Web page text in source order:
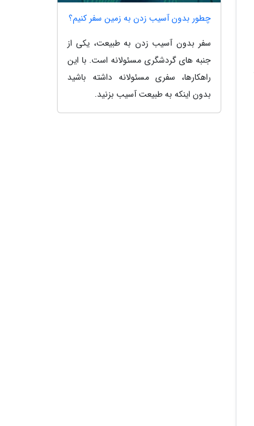
چطور بدون آسیب زدن به زمین سفر کنیم؟
سفر بدون آسیب زدن به طبیعت، یکی از
جنبه های گردشگری مسئولانه است. با این
راهکارها، سفری مسئولانه داشته باشید
بدون اینکه به طبیعت آسیب بزنید.